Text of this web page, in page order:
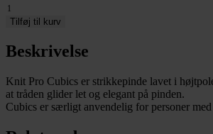
Knit
Pro
-
kort
-
str.
4
Tilføj til kurv
Beskrivelse
Knit Pro Cubics er strikkepinde lavet i
at tråden glider let og elegant på pinden.
Cubics er særligt anvendelig for personer